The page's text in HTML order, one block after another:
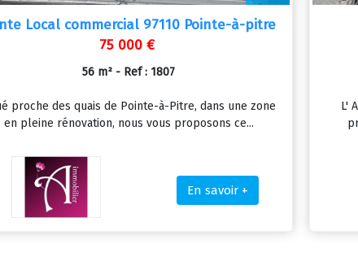
Local commercial 97110 Pointe-à-pitre
75 000 €
56 m² - Ref : 1807
proche des quais de Pointe-à-Pitre, dans une zone
en pleine rénovation, nous vous proposons ce...
En savoir +
L'